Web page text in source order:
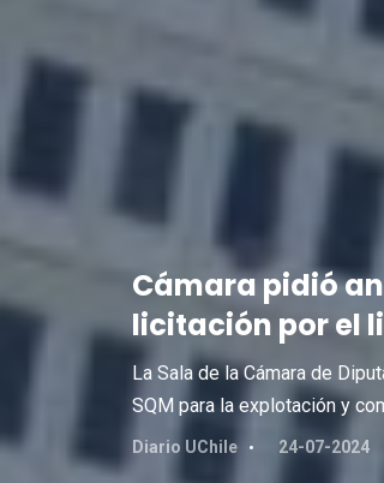
Cámara pidió
licitación por el
La Sala de la Cámara de
SQM para la explotación y
Diario UChile 24-07-2024